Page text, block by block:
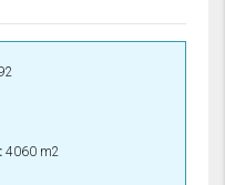
4060 m2